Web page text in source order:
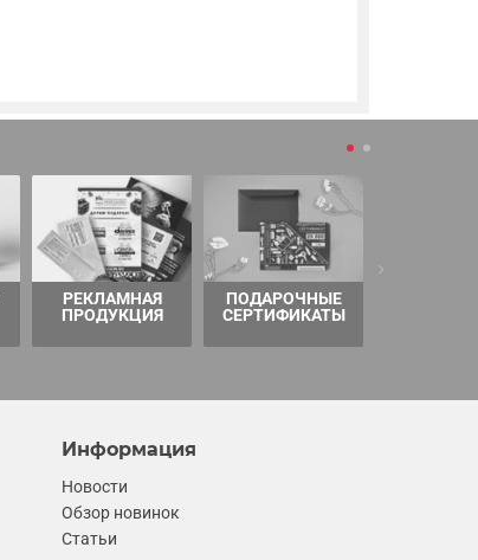
РЕКЛАМНАЯ
ПРОДУКЦИЯ
ПОДАРОЧНЫЕ
СЕРТИФИКАТЫ
Информация
Новости
Обзор новинок
Статьи